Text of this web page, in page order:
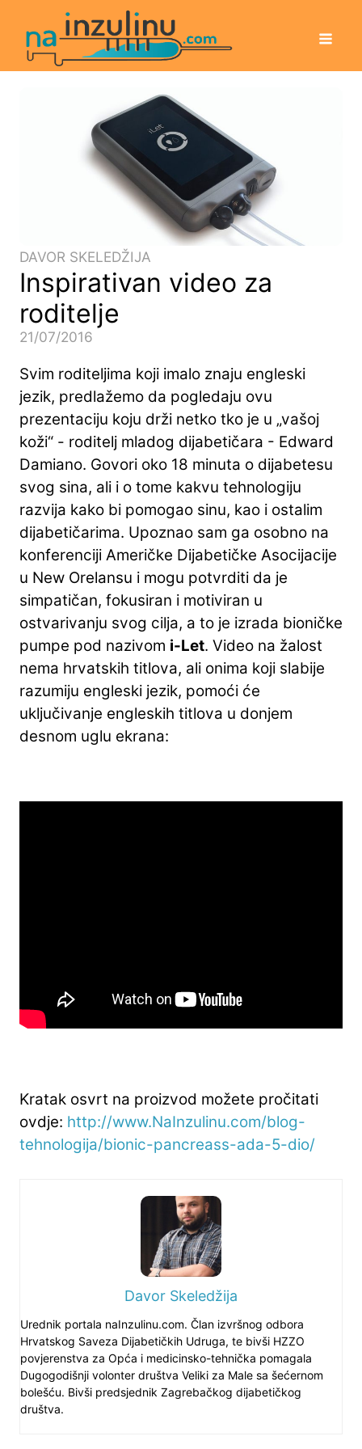
DAVOR SKELEDŽIJA
Inspirativan video za
roditelje
21/07/2016
Svim roditeljima koji imalo znaju engleski
jezik, predlažemo da pogledaju ovu
prezentaciju koju drži netko tko je u „vašoj
koži“ - roditelj mladog dijabetičara - Edward
Damiano. Govori oko 18 minuta o dijabetesu
svog sina, ali i o tome kakvu tehnologiju
razvija kako bi pomogao sinu, kao i ostalim
dijabetičarima. Upoznao sam ga osobno na
konferenciji Američke Dijabetičke Asocijacije
u New Orelansu i mogu potvrditi da je
simpatičan, fokusiran i motiviran u
ostvarivanju svog cilja, a to je izrada bioničke
pumpe pod nazivom i-Let. Video na žalost
nema hrvatskih titlova, ali onima koji slabije
razumiju engleski jezik, pomoći će
uključivanje engleskih titlova u donjem
desnom uglu ekrana:
Kratak osvrt na proizvod možete pročitati
ovdje: http://www.NaInzulinu.com/blog-
tehnologija/bionic-pancreass-ada-5-dio/
Davor Skeledžija
Urednik portala naInzulinu.com. Član izvršnog odbora
Hrvatskog Saveza Dijabetičkih Udruga, te bivši HZZO
povjerenstva za Opća i medicinsko-tehnička pomagala
Dugogodišnji volonter društva Veliki za Male sa šećernom
bolešću. Bivši predsjednik Zagrebačkog dijabetičkog
društva.